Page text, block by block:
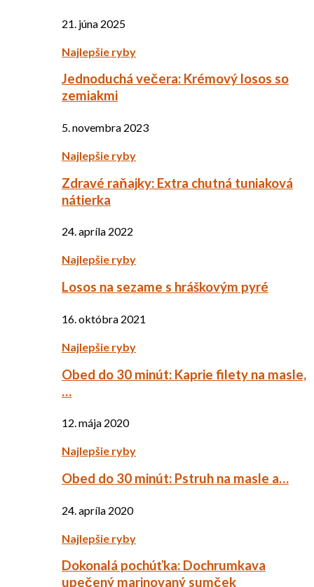
21. júna 2025
Najlepšie ryby
Jednoduchá večera: Krémový losos so
zemiakmi
5. novembra 2023
Najlepšie ryby
Zdravé raňajky: Extra chutná tuniaková
nátierka
24. apríla 2022
Najlepšie ryby
Losos na sezame s hráškovým pyré
16. októbra 2021
Najlepšie ryby
Obed do 30 minút: Kaprie filety na masle,
…
12. mája 2020
Najlepšie ryby
Obed do 30 minút: Pstruh na masle a…
24. apríla 2020
Najlepšie ryby
Dokonalá pochúťka: Dochrumkava
upečený marinovaný sumček